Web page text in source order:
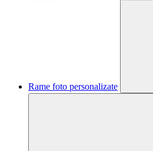
Rame foto personalizate